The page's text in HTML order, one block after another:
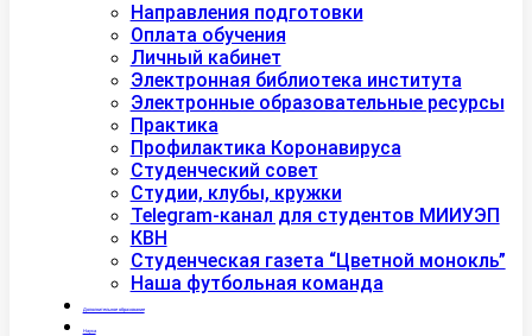
Направления подготовки
Оплата обучения
Личный кабинет
Электронная библиотека института
Электронные образовательные ресурсы
Практика
Профилактика Коронавируса
Студенческий совет
Студии, клубы, кружки
Telegram-канал для студентов МИИУЭП
КВН
Студенческая газета “Цветной монокль”
Наша футбольная команда
Дополнительное образование
Наука